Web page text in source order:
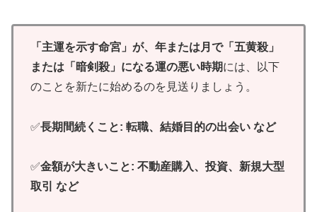
「主運を示す命宮」が、年または月で「五黄殺」
または「暗剣殺」になる運の悪い時期には、以下
のことを新たに始めるのを見送りましょう。
✅長期間続くこと: 転職、結婚目的の出会い など
✅金額が大きいこと: 不動産購入、投資、新規大型
取引 など